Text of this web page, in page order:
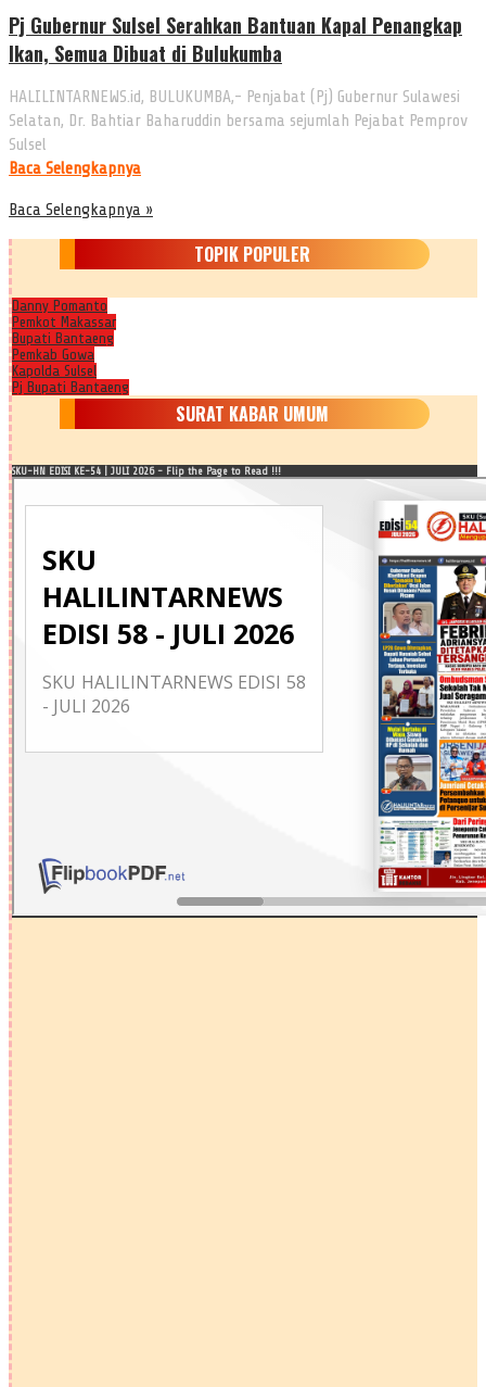
Pj Gubernur Sulsel Serahkan Bantuan Kapal Penangkap
Ikan, Semua Dibuat di Bulukumba
HALILINTARNEWS.id, BULUKUMBA,- Penjabat (Pj) Gubernur Sulawesi
Selatan, Dr. Bahtiar Baharuddin bersama sejumlah Pejabat Pemprov
Sulsel
Baca Selengkapnya
Baca Selengkapnya »
TOPIK POPULER
Danny Pomanto
Pemkot Makassar
Bupati Bantaeng
Pemkab Gowa
Kapolda Sulsel
Pj Bupati Bantaeng
SURAT KABAR UMUM
SKU-HN EDISI KE-54 | JULI 2026 - Flip the Page to Read !!!